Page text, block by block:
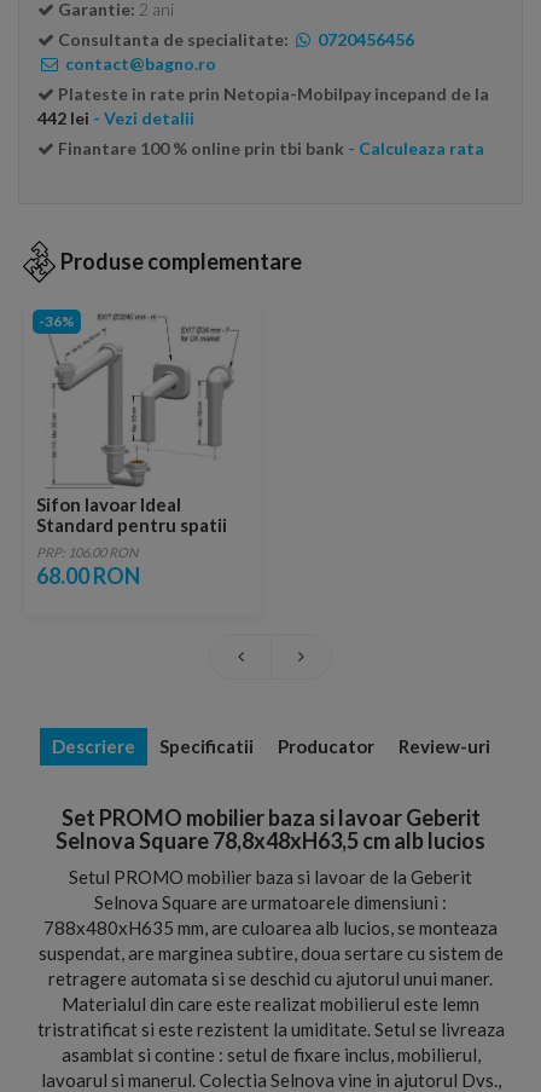
Garantie: 2 ani
Consultanta de specialitate:
0720456456
contact@bagno.ro
Plateste in rate prin Netopia-Mobilpay incepand de la
442 lei - Vezi detalii
Finantare 100 % online prin tbi bank - Calculeaza rata
Produse complementare
-36%
Sifon lavoar Ideal
Standard pentru spatii
inguste
PRP: 106.00 RON
68.00 RON
Descriere Specificatii Producator Review-uri
Set PROMO mobilier baza si lavoar Geberit
Selnova Square 78,8x48xH63,5 cm alb lucios
Setul PROMO mobilier baza si lavoar de la Geberit
Selnova Square are urmatoarele dimensiuni :
788x480xH635 mm, are culoarea alb lucios, se monteaza
suspendat, are marginea subtire, doua sertare cu sistem de
retragere automata si se deschid cu ajutorul unui maner.
Materialul din care este realizat mobilierul este lemn
tristratificat si este rezistent la umiditate. Setul se livreaza
asamblat si contine : setul de fixare inclus, mobilierul,
lavoarul si manerul. Colectia Selnova vine in ajutorul Dvs.,